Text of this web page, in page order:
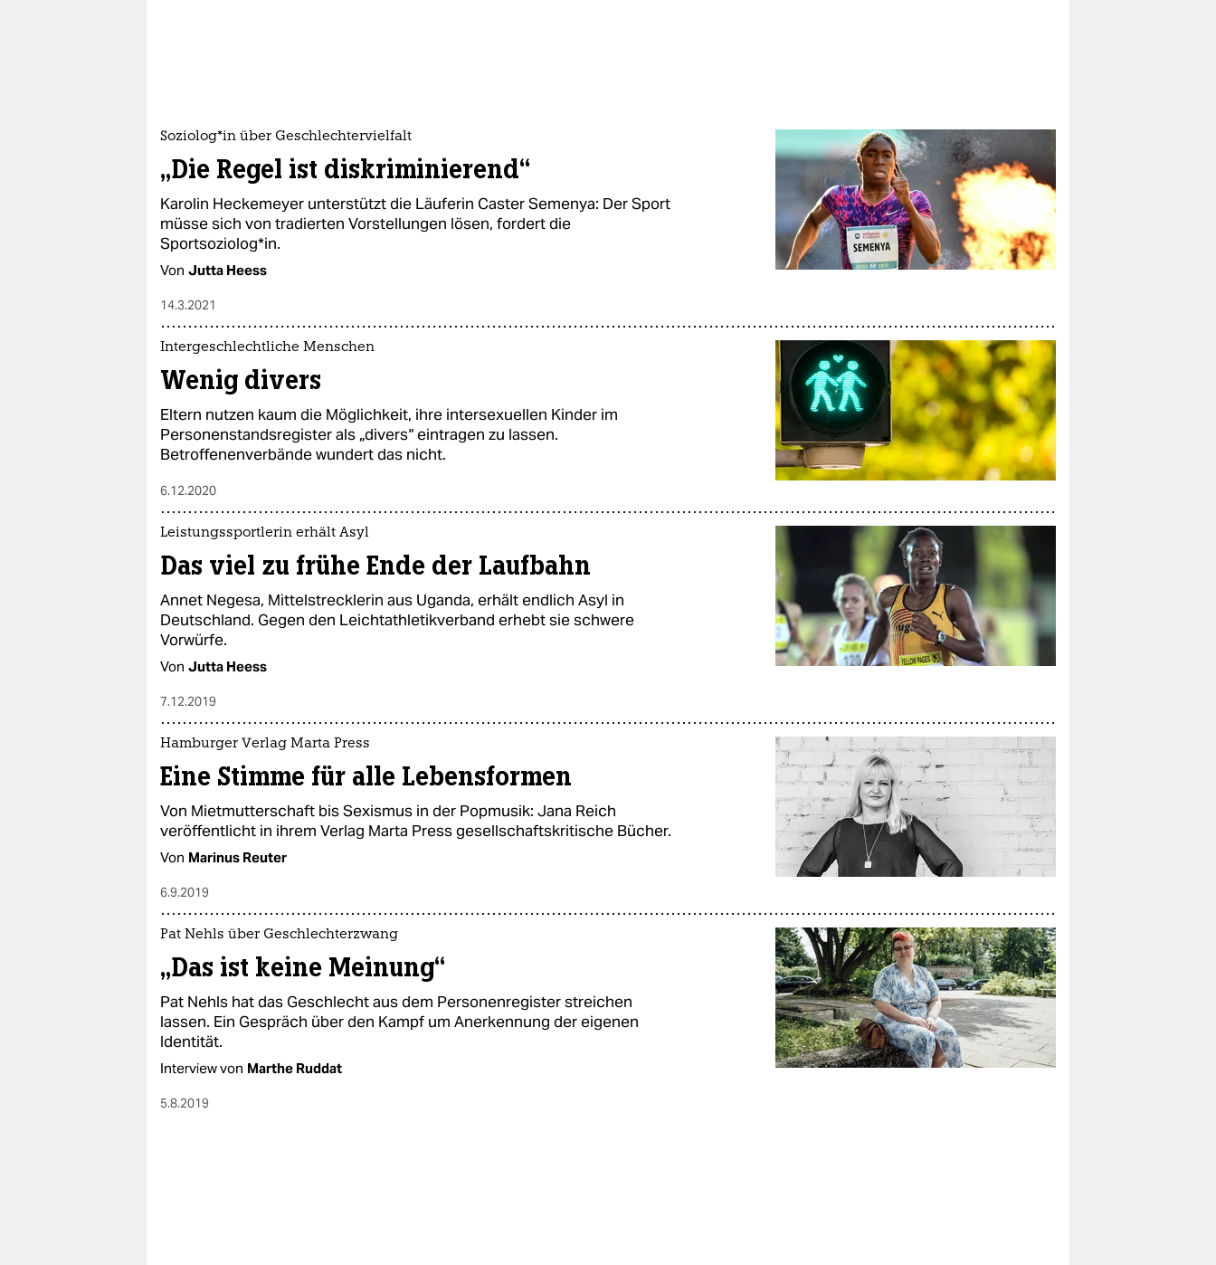
So­zio­lo­g*in über Geschlechtervielfalt
„Die Regel ist diskriminierend“
Karolin Heckemeyer unterstützt die Läuferin Caster Semenya: Der Sport
müsse sich von tradierten Vorstellungen lösen, fordert die
Sportsoziolog*in.
Von Jutta Heess
14.3.2021
Intergeschlechtliche Menschen
Wenig divers
Eltern nutzen kaum die Möglichkeit, ihre intersexuellen Kinder im
Personenstandsregister als „divers“ eintragen zu lassen.
Betroffenenverbände wundert das nicht.
6.12.2020
Leistungssportlerin erhält Asyl
Das viel zu frühe Ende der Laufbahn
Annet Negesa, Mittelstrecklerin aus Uganda, erhält endlich Asyl in
Deutschland. Gegen den Leichtathletikverband erhebt sie schwere
Vorwürfe.
Von Jutta Heess
7.12.2019
Hamburger Verlag Marta Press
Eine Stimme für alle Lebensformen
Von Mietmutterschaft bis Sexismus in der Popmusik: Jana Reich
veröffentlicht in ihrem Verlag Marta Press gesellschaftskritische Bücher.
Von Marinus Reuter
6.9.2019
Pat Nehls über Geschlechterzwang
„Das ist keine Meinung“
Pat Nehls hat das Geschlecht aus dem Personenregister streichen
lassen. Ein Gespräch über den Kampf um Anerkennung der eigenen
Identität.
Interview von Marthe Ruddat
5.8.2019